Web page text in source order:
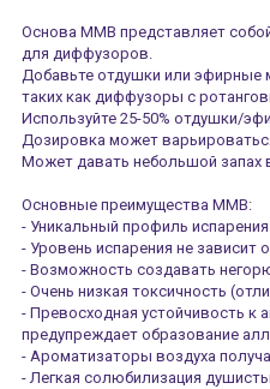
Основа ММВ представляет
для диффузоров.
Добавьте отдушки или эфирные
таких как диффузоры с
Используйте 25-50% отдушки/
Дозировка может
Может давать небольшой запах
Основные преимущества MMB:
- Уникальный профиль
- Уровень испарения не зависит
- Возможность создавать
- Очень низкая токсичность
- Превосходная устойчивость к
предупреждает образование
- Ароматизаторы воздуха
- Легкая солюбилизация